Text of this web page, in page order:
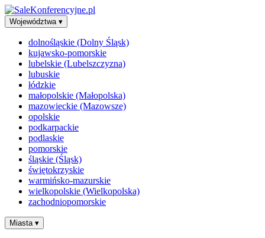
Województwa ▾
dolnośląskie (Dolny Śląsk)
kujawsko-pomorskie
lubelskie (Lubelszczyzna)
lubuskie
łódzkie
małopolskie (Małopolska)
mazowieckie (Mazowsze)
opolskie
podkarpackie
podlaskie
pomorskie
śląskie (Śląsk)
świętokrzyskie
warmińsko-mazurskie
wielkopolskie (Wielkopolska)
zachodniopomorskie
Miasta ▾